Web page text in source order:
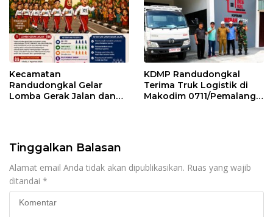
Kecamatan
Randudongkal Gelar
Lomba Gerak Jalan dan
KDMP Randudongkal
Terima Truk Logistik di
Makodim 0711/Pemalang
Tinggalkan Balasan
Alamat email Anda tidak akan dipublikasikan. Ruas yang wajib
ditandai *